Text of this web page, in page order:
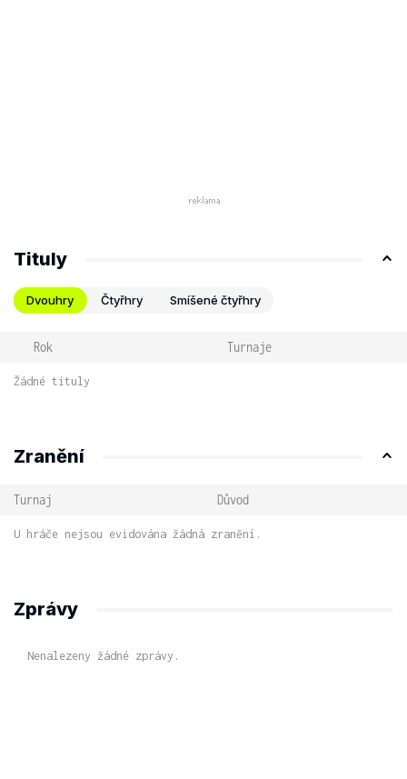
Tituly
Dvouhry Čtyřhry Smíšené čtyřhry
Rok Turnaje
Žádné tituly
Zranění
Turnaj Důvod
U hráče nejsou evidována žádná zranění.
Zprávy
Nenalezeny žádné zprávy.